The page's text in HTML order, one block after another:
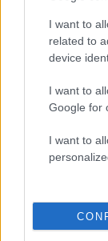
I want to
related to
device
I want to
Google for
I want to
23.10.25
Ο Τέρι
πλαίσιο